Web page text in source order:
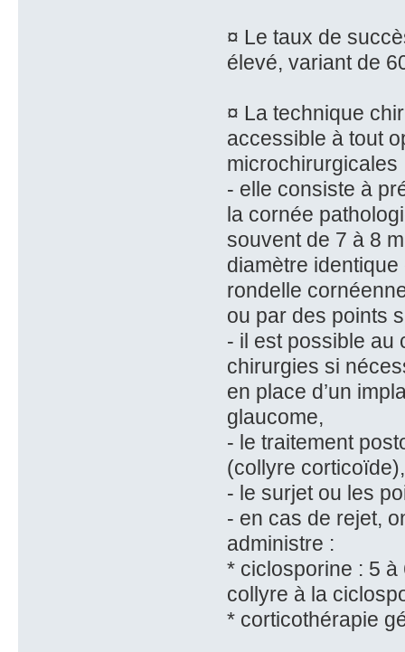
¤ Le taux de
élevé, variant de
¤ La technique
accessible à tout
microchirurgicales
- elle consiste à
la cornée
souvent de 7 à 8
diamètre
rondelle
ou par des points
- il est possible au
chirurgies si
en place d’un
glaucome,
- le traitement
(collyre corticoïde),
- le surjet ou les
- en cas de rejet,
administre :
* ciclosporine : 5
collyre à la
* corticothérapie